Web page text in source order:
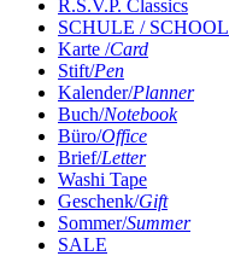
R.S.V.P. Classics
SCHULE / SCHOOL
Karte /Card
Stift/Pen
Kalender/Planner
Buch/Notebook
Büro/Office
Brief/Letter
Washi Tape
Geschenk/Gift
Sommer/Summer
SALE